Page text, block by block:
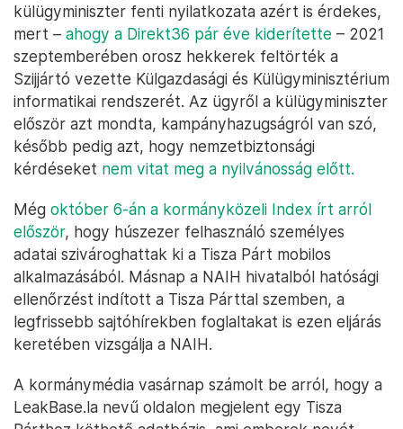
külügyminiszter fenti nyilatkozata azért is érdekes,
mert – ahogy a Direkt36 pár éve kiderítette – 2021
szeptemberében orosz hekkerek feltörték a
Szijjártó vezette Külgazdasági és Külügyminisztérium
informatikai rendszerét. Az ügyről a külügyminiszter
először azt mondta, kampányhazugságról van szó,
később pedig azt, hogy nemzetbiztonsági
kérdéseket nem vitat meg a nyilvánosság előtt.
Még október 6-án a kormányközeli Index írt arról
először, hogy húszezer felhasználó személyes
adatai szivároghattak ki a Tisza Párt mobilos
alkalmazásából. Másnap a NAIH hivatalból hatósági
ellenőrzést indított a Tisza Párttal szemben, a
legfrissebb sajtóhírekben foglaltakat is ezen eljárás
keretében vizsgálja a NAIH.
A kormánymédia vasárnap számolt be arról, hogy a
LeakBase.la nevű oldalon megjelent egy Tisza